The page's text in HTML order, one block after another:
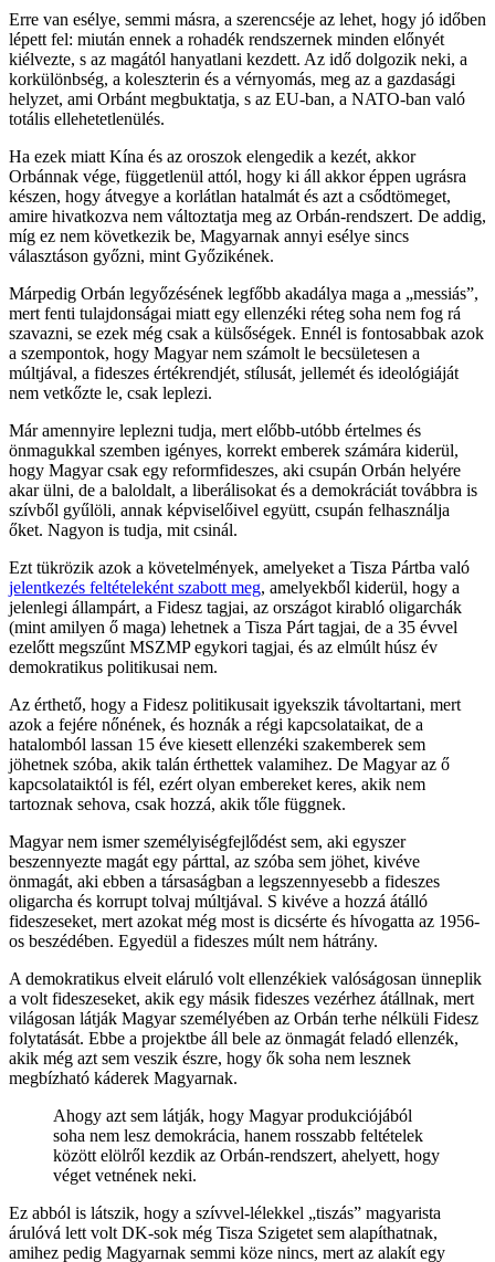
Erre van esélye, semmi másra, a szerencséje az lehet, hogy jó időben
lépett fel: miután ennek a rohadék rendszernek minden előnyét
kiélvezte, s az magától hanyatlani kezdett. Az idő dolgozik neki, a
korkülönbség, a koleszterin és a vérnyomás, meg az a gazdasági
helyzet, ami Orbánt megbuktatja, s az EU-ban, a NATO-ban való
totális ellehetetlenülés.
Ha ezek miatt Kína és az oroszok elengedik a kezét, akkor
Orbánnak vége, függetlenül attól, hogy ki áll akkor éppen ugrásra
készen, hogy átvegye a korlátlan hatalmát és azt a csődtömeget,
amire hivatkozva nem változtatja meg az Orbán-rendszert. De addig,
míg ez nem következik be, Magyarnak annyi esélye sincs
választáson győzni, mint Győzikének.
Márpedig Orbán legyőzésének legfőbb akadálya maga a „messiás”,
mert fenti tulajdonságai miatt egy ellenzéki réteg soha nem fog rá
szavazni, se ezek még csak a külsőségek. Ennél is fontosabbak azok
a szempontok, hogy Magyar nem számolt le becsületesen a
múltjával, a fideszes értékrendjét, stílusát, jellemét és ideológiáját
nem vetkőzte le, csak leplezi.
Már amennyire leplezni tudja, mert előbb-utóbb értelmes és
önmagukkal szemben igényes, korrekt emberek számára kiderül,
hogy Magyar csak egy reformfideszes, aki csupán Orbán helyére
akar ülni, de a baloldalt, a liberálisokat és a demokráciát továbbra is
szívből gyűlöli, annak képviselőivel együtt, csupán felhasználja
őket. Nagyon is tudja, mit csinál.
Ezt tükrözik azok a követelmények, amelyeket a Tisza Pártba való
jelentkezés feltételeként szabott meg, amelyekből kiderül, hogy a
jelenlegi állampárt, a Fidesz tagjai, az országot kirabló oligarchák
(mint amilyen ő maga) lehetnek a Tisza Párt tagjai, de a 35 évvel
ezelőtt megszűnt MSZMP egykori tagjai, és az elmúlt húsz év
demokratikus politikusai nem.
Az érthető, hogy a Fidesz politikusait igyekszik távoltartani, mert
azok a fejére nőnének, és hoznák a régi kapcsolataikat, de a
hatalomból lassan 15 éve kiesett ellenzéki szakemberek sem
jöhetnek szóba, akik talán érthettek valamihez. De Magyar az ő
kapcsolataiktól is fél, ezért olyan embereket keres, akik nem
tartoznak sehova, csak hozzá, akik tőle függnek.
Magyar nem ismer személyiségfejlődést sem, aki egyszer
beszennyezte magát egy párttal, az szóba sem jöhet, kivéve
önmagát, aki ebben a társaságban a legszennyesebb a fideszes
oligarcha és korrupt tolvaj múltjával. S kivéve a hozzá átálló
fideszeseket, mert azokat még most is dicsérte és hívogatta az 1956-
os beszédében. Egyedül a fideszes múlt nem hátrány.
A demokratikus elveit eláruló volt ellenzékiek valóságosan ünneplik
a volt fideszeseket, akik egy másik fideszes vezérhez átállnak, mert
világosan látják Magyar személyében az Orbán terhe nélküli Fidesz
folytatását. Ebbe a projektbe áll bele az önmagát feladó ellenzék,
akik még azt sem veszik észre, hogy ők soha nem lesznek
megbízható káderek Magyarnak.
Ahogy azt sem látják, hogy Magyar produkciójából
soha nem lesz demokrácia, hanem rosszabb feltételek
között elölről kezdik az Orbán-rendszert, ahelyett, hogy
véget vetnének neki.
Ez abból is látszik, hogy a szívvel-lélekkel „tiszás” magyarista
árulóvá lett volt DK-sok még Tisza Szigetet sem alapíthatnak,
amihez pedig Magyarnak semmi köze nincs, mert az alakít egy